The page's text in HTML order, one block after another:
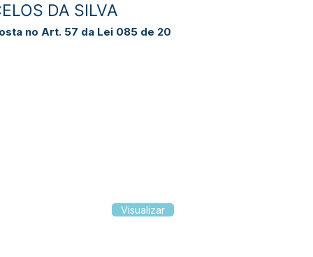
DA SILVA
no Art. 57 da Lei 085 de 20
Visualizar